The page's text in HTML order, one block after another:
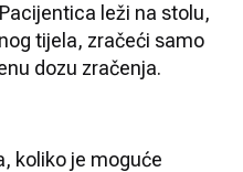
leži na stolu,
tijela, zračeći samo
dozu zračenja.
koliko je moguće